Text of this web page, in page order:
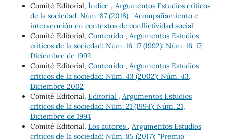
Comité Editorial, Índice , Argumentos Estudios críticos
de la sociedad: Núm. 87 (2018): "Acompañamiento e
intervención en contextos de conflictividad social"
Comité Editorial, Contenido , Argumentos Estudios
críticos de la sociedad: Núm. 16-17 (1992): Núm. 16-17,
Diciembre de 1992
Comité Editorial, Contenido , Argumentos Estudios
críticos de la sociedad: Núm. 43 (2002): Núm. 43,
Diciembre 2002
Comité Editorial, Editorial , Argumentos Estudios
críticos de la sociedad: Núm. 21 (1994): Núm. 21,
Diciembre de 1994
Comité Editorial, Los autores , Argumentos Estudios
críticos de la sociedad: Núm. 85 (2017): "Premio